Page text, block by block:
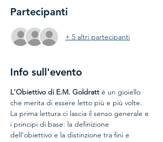
Partecipanti
+ 5 altri partecipanti
Info sull'evento
L'Obiettivo di E.M. Goldratt è un gioiello
che merita di essere letto più e più volte.
La prima lettura ci lascia il senso generale e
i principi di base: la definizione
dell'obiettivo e la distinzione tra fini e